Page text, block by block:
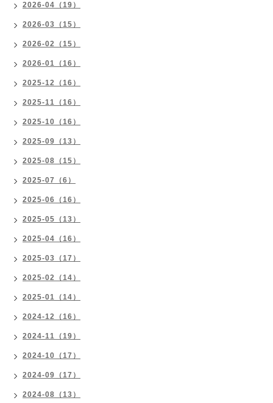
2026-04（19）
2026-03（15）
2026-02（15）
2026-01（16）
2025-12（16）
2025-11（16）
2025-10（16）
2025-09（13）
2025-08（15）
2025-07（6）
2025-06（16）
2025-05（13）
2025-04（16）
2025-03（17）
2025-02（14）
2025-01（14）
2024-12（16）
2024-11（19）
2024-10（17）
2024-09（17）
2024-08（13）